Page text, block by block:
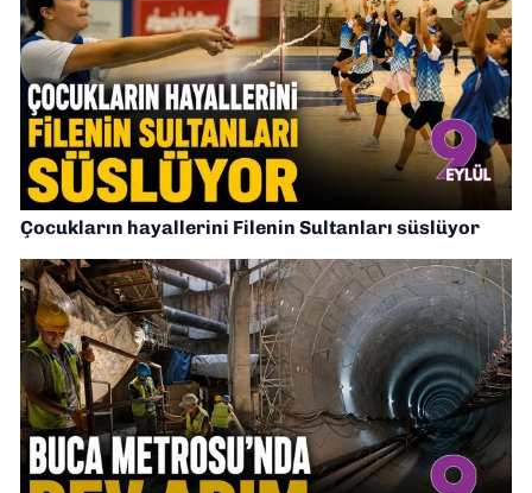
Çocukların hayallerini Filenin Sultanları süslüyor